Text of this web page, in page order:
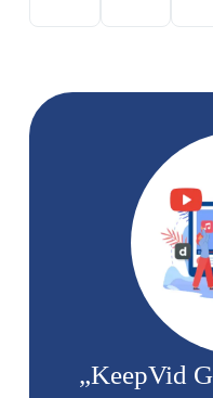
„KeepVid